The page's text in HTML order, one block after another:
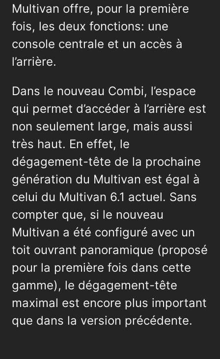
Multivan offre, pour la première
fois, les deux fonctions: une
console centrale et un accès à
l’arrière.
Dans le nouveau Combi, l’espace
qui permet d’accéder à l’arrière est
non seulement large, mais aussi
très haut. En effet, le
dégagement-tête de la prochaine
génération du Multivan est égal à
celui du Multivan 6.1 actuel. Sans
compter que, si le nouveau
Multivan a été configuré avec un
toit ouvrant panoramique (proposé
pour la première fois dans cette
gamme), le dégagement-tête
maximal est encore plus important
que dans la version précédente.